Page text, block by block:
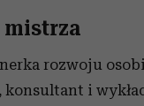
rozwoju
konsultant i